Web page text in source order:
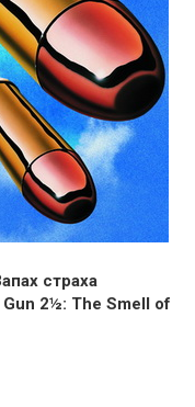
страха
Gun 2½: The Smell of